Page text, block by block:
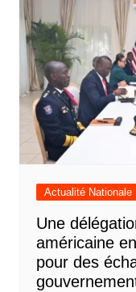
Actualité Nationale
Une
américaine
pour des